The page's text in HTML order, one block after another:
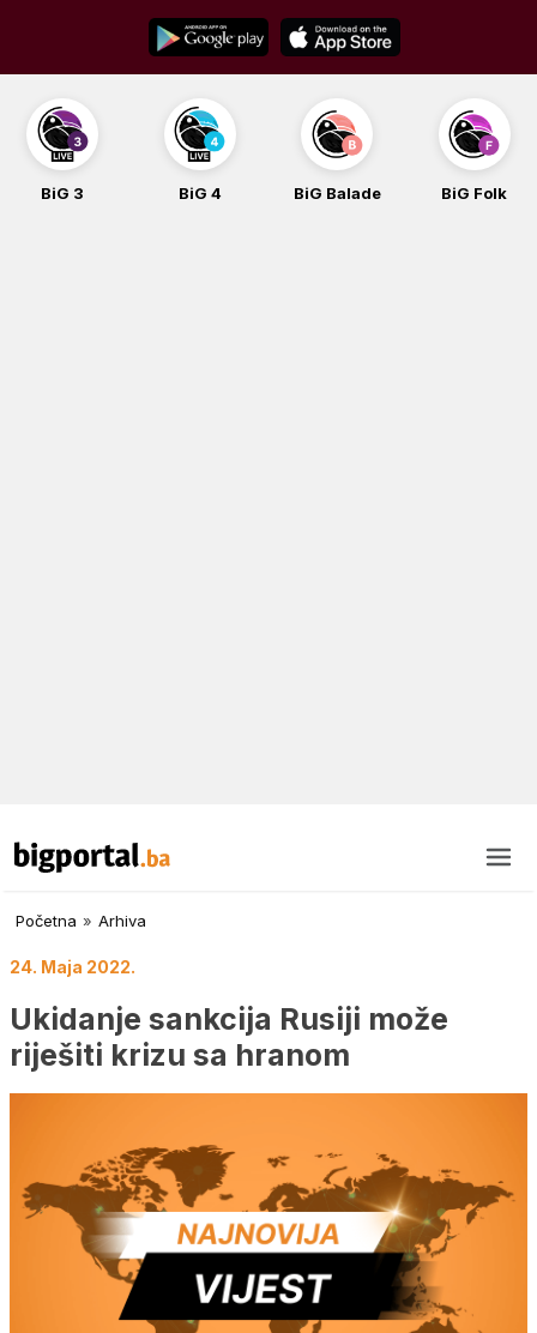
content
BiG 3 BiG 4 BiG Balade BiG Folk
Početna » Arhiva
24. Maja 2022.
Ukidanje sankcija Rusiji može
riješiti krizu sa hranom